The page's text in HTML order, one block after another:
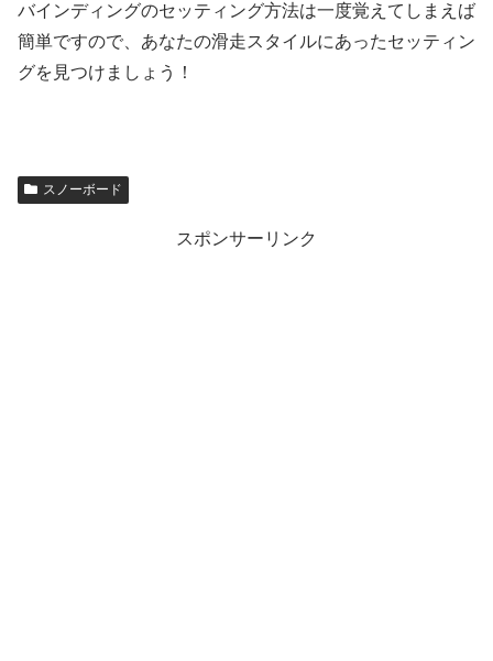
バインディングのセッティング方法は一度覚えてしまえば
簡単ですので、あなたの滑走スタイルにあったセッティン
グを見つけましょう！
スノーボード
スポンサーリンク